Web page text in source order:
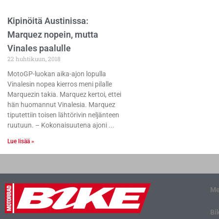
Kipinöitä Austinissa:
Marquez nopein, mutta
Vinales paalulle
22 huhtikuun, 2018
MotoGP-luokan aika-ajon lopulla
Vinalesin nopea kierros meni pilalle
Marquezin takia. Marquez kertoi, ettei
hän huomannut Vinalesia. Marquez
tiputettiin toisen lähtörivin neljänteen
ruutuun. – Kokonaisuutena ajoni
Lue lisää »